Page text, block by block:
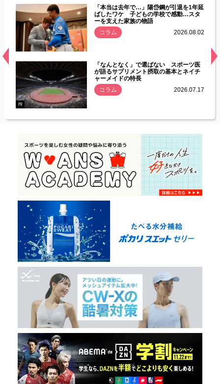
常
「本当は去年で…」陽岱鋼が引退を1年延
ばしたワケ 子どもの学校で感動…スタ
ーを支えた家族の物語
コラム
2026.08.02
PR
「なんとなく」で選ばない スポーツ医
が語るサプリメント摂取の基本とネイチ
ャーメイドの特長
コラム
2026.07.17